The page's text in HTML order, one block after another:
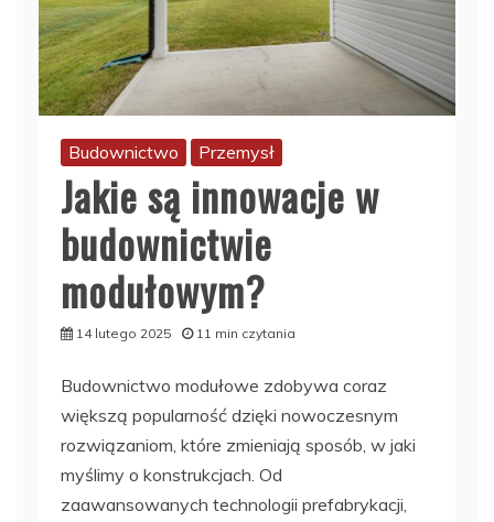
Budownictwo Przemysł
Jakie są innowacje w
budownictwie
modułowym?
14 lutego 2025 11 min czytania
Budownictwo modułowe zdobywa coraz
większą popularność dzięki nowoczesnym
rozwiązaniom, które zmieniają sposób, w jaki
myślimy o konstrukcjach. Od
zaawansowanych technologii prefabrykacji,